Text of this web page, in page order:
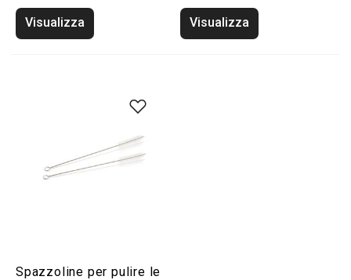
Visualizza Visualizza
Spazzoline per pulire le